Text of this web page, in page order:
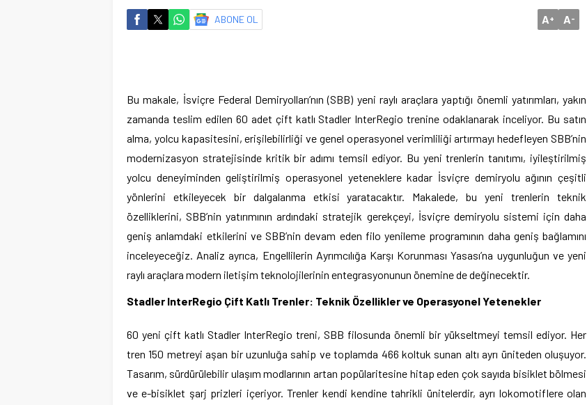
ABONE OL A+ A-
Bu makale, İsviçre Federal Demiryolları’nın (SBB) yeni raylı araçlara yaptığı önemli yatırımları, yakın
zamanda teslim edilen 60 adet çift katlı Stadler InterRegio trenine odaklanarak inceliyor. Bu satın
alma, yolcu kapasitesini, erişilebilirliği ve genel operasyonel verimliliği artırmayı hedefleyen SBB’nin
modernizasyon stratejisinde kritik bir adımı temsil ediyor. Bu yeni trenlerin tanıtımı, iyileştirilmiş
yolcu deneyiminden geliştirilmiş operasyonel yeteneklere kadar İsviçre demiryolu ağının çeşitli
yönlerini etkileyecek bir dalgalanma etkisi yaratacaktır. Makalede, bu yeni trenlerin teknik
özelliklerini, SBB’nin yatırımının ardındaki stratejik gerekçeyi, İsviçre demiryolu sistemi için daha
geniş anlamdaki etkilerini ve SBB’nin devam eden filo yenileme programının daha geniş bağlamını
inceleyeceğiz. Analiz ayrıca, Engellilerin Ayrımcılığa Karşı Korunması Yasası’na uygunluğun ve yeni
raylı araçlara modern iletişim teknolojilerinin entegrasyonunun önemine de değinecektir.
Stadler InterRegio Çift Katlı Trenler: Teknik Özellikler ve Operasyonel Yetenekler
60 yeni çift katlı Stadler InterRegio treni, SBB filosunda önemli bir yükseltmeyi temsil ediyor. Her
tren 150 metreyi aşan bir uzunluğa sahip ve toplamda 466 koltuk sunan altı ayrı üniteden oluşuyor.
Tasarım, sürdürülebilir ulaşım modlarının artan popülaritesine hitap eden çok sayıda bisiklet bölmesi
ve e-bisiklet şarj prizleri içeriyor. Trenler kendi kendine tahrikli ünitelerdir, ayrı lokomotiflere olan